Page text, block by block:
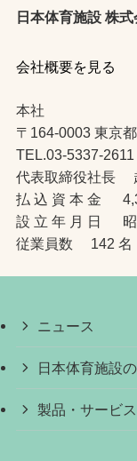
日本体育施設 株式
会社概要を見る
本社
〒164-0003 東京
TEL.03-5337-
代表取締役社長
払 込 資 本 金
設 立 年 月 日 昭
従業員数 142 名
ニュース
日本体育施設
製品・サービ